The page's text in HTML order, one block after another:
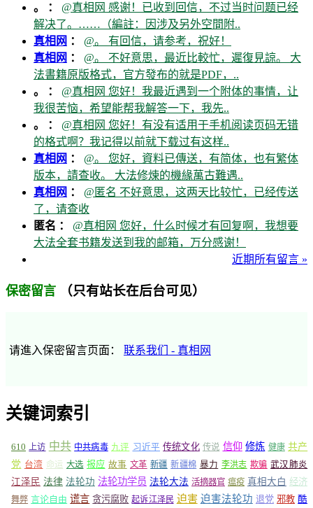
。 ： @真相网 感谢！已收到回信，不过当时问题已经
解决了。……（編註：因涉及另外空間附..
真相网 ： @。 有回信，请参考，祝好！
真相网 ： @。 不好意思，最近比較忙，遲復見諒。 大
法書籍原版格式，官方發布的就是PDF，..
。 ： @真相网 您好！我最近遇到一个附体的事情，让
我很苦恼，希望能帮我解答一下，我先..
。 ： @真相网 您好！有没有适用于手机阅读页码无错
的格式啊？我记得以前就下载过有这样..
真相网 ： @。 您好，資料已傳送，有简体，也有繁体
版本，請查收。 大法修煉的機緣萬古難遇..
真相网 ： @匿名 不好意思，这两天比较忙，已经传送
了，请查收
匿名 ： @真相网 您好，什么时候才有回复啊，我想要
大法全套书籍发送到我的邮箱，万分感谢！
近期所有留言 »
保密留言 （只有站长在后台可见）
请進入保密留言页面： 联系我们 - 真相网
关键词索引
610 上访 中共 中共病毒 九评 习近平 传统文化 传说 信仰 修炼 健康 共产
党 台湾 命运 大选 报应 故事 文革 新疆 新疆棉 暴力 李洪志 欺骗 武汉肺炎
江泽民 法律 法轮功 法轮功学员 法轮大法 活摘器官 瘟疫 真相大白 经济
舞弊 言论自由 谎言 贪污腐败 起诉江泽民 迫害 迫害法轮功 退党 邪教 酷